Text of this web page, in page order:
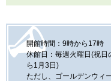
開館時間：9時から17時
休館日：毎週火曜日(祝
ら1月3日)
ただし、ゴールデンウィ